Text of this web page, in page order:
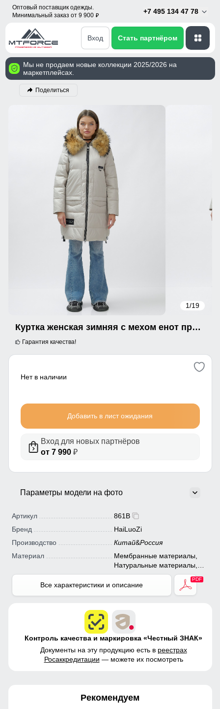
Оптовый поставщик одежды.
Минимальный заказ от 9 900 p
+7 495 134 47 78
Вход Стать партнёром
Мы не продаем новые коллекции 2025/2026 на
маркетплейсах.
Поделиться
1/19
Куртка женская зимняя с мехом енот премиум класса бежевого цвета 861B
Гарантия качества!
Нет в наличии
Добавить в лист ожидания
Вход для новых партнёров
от 7 990₽
Параметры модели на фото
Артикул
861B
Бренд
HaiLuoZi
Производство
Китай&Россия
Материал
Мембранные материалы,
Натуральные материалы,
Полиэстер, Плащевка,
Тефлон, Болонь,
Экологичные материалы
Все характеристики и описание
Контроль качества и маркировка «Честный ЗНАК»
Документы на эту продукцию есть в реестрах
Росаккредитации — можете их посмотреть
Рекомендуем